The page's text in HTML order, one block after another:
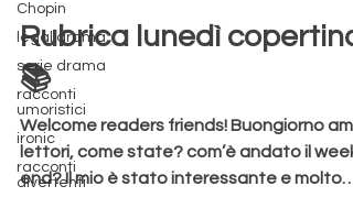
Chopin
legal drama
serie drama
racconti
umoristici
ironic
racconti
divertenti
26 mag 2025
Tempo di lettura: 1 min
Rubrica lunedì copertina
📚
Welcome readers friends! Buongiorno
lettori, come state? com’è andato il week